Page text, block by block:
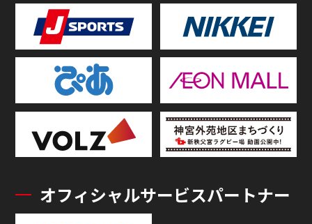
オフィシャルサービスパートナー